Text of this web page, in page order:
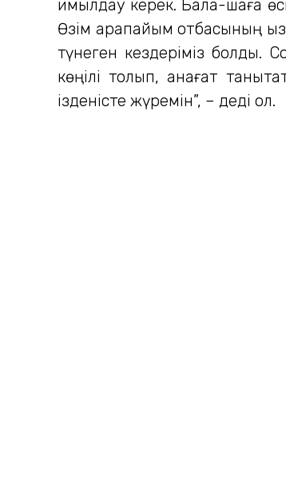
қимылдау керек. Бала-шаға
Өзім қарапайым отбасының
түнеген кездеріміз болды.
көңілі толып, қанағат
ізденісте жүремін”, – деді ол.